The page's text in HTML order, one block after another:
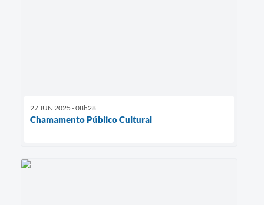
27 JUN 2025 - 08h28
Chamamento Público Cultural